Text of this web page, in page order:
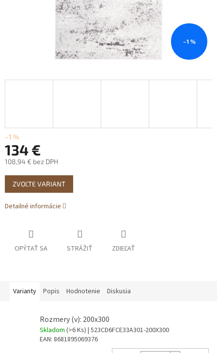
–1 %
–1 %
134 €
108,94 € bez DPH
Jednotková
cena:
ZVOĽTE VARIANT
Detailné informácie
OPÝTAŤ SA STRÁŽIŤ ZDIEĽAŤ
Varianty Popis Hodnotenie Diskusia
Rozmery (v): 200x300
Skladom (>6 Ks) | 523CD6FCE33A301-200X300
EAN: 8681895069376